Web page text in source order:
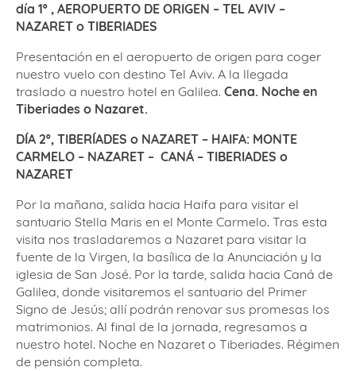
día 1º , AEROPUERTO DE ORIGEN – TEL AVIV –
NAZARET o TIBERIADES
Presentación en el aeropuerto de origen para coger
nuestro vuelo con destino Tel Aviv. A la llegada
traslado a nuestro hotel en Galilea. Cena. Noche en
Tiberiades o Nazaret.
DÍA 2º, TIBERÍADES o NAZARET – HAIFA: MONTE
CARMELO – NAZARET – CANÁ – TIBERIADES o
NAZARET
Por la mañana, salida hacia Haifa para visitar el
santuario Stella Maris en el Monte Carmelo. Tras esta
visita nos trasladaremos a Nazaret para visitar la
fuente de la Virgen, la basílica de la Anunciación y la
iglesia de San José. Por la tarde, salida hacia Caná de
Galilea, donde visitaremos el santuario del Primer
Signo de Jesús; allí podrán renovar sus promesas los
matrimonios. Al final de la jornada, regresamos a
nuestro hotel. Noche en Nazaret o Tiberiades. Régimen
de pensión completa.